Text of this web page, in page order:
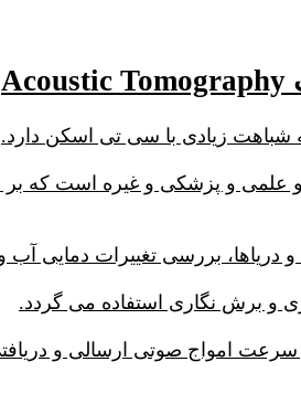
علمی و پزشکی و غیره است که
بررسی تغییرات دمایی آب
سرعت امواج صوتی ارسالی و